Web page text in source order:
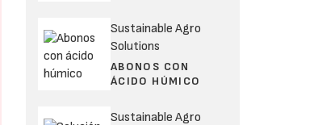
Sustainable Agro
Solutions
ABONOS CON
ÁCIDO HÚMICO
Sustainable Agro